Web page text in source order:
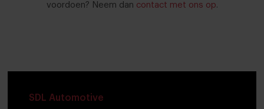
voordoen? Neem dan contact met ons op.
SDL Automotive